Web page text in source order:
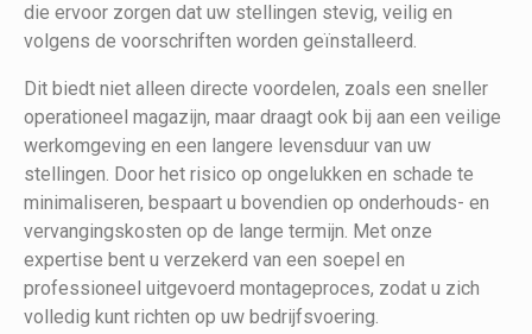
die ervoor zorgen dat uw stellingen stevig, veilig en
volgens de voorschriften worden geïnstalleerd.
Dit biedt niet alleen directe voordelen, zoals een sneller
operationeel magazijn, maar draagt ook bij aan een veilige
werkomgeving en een langere levensduur van uw
stellingen. Door het risico op ongelukken en schade te
minimaliseren, bespaart u bovendien op onderhouds- en
vervangingskosten op de lange termijn. Met onze
expertise bent u verzekerd van een soepel en
professioneel uitgevoerd montageproces, zodat u zich
volledig kunt richten op uw bedrijfsvoering.